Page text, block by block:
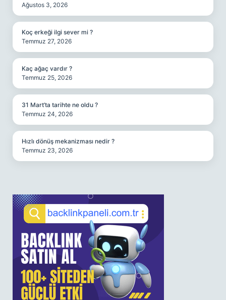
Ağustos 3, 2026
Koç erkeği ilgi sever mi ?
Temmuz 27, 2026
Kaç ağaç vardır ?
Temmuz 25, 2026
31 Mart’ta tarihte ne oldu ?
Temmuz 24, 2026
Hızlı dönüş mekanizması nedir ?
Temmuz 23, 2026